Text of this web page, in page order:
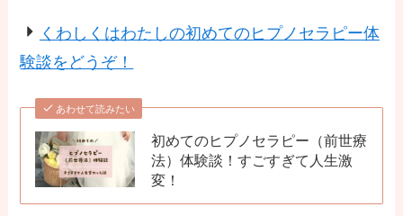
くわしくはわたしの初めてのヒプノセラピー体
験談をどうぞ！
あわせて読みたい
初めてのヒプノセラピー（前世療
法）体験談！すごすぎて人生激
変！